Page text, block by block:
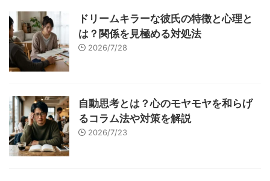
ドリームキラーな彼氏の特徴と心理と
は？関係を見極める対処法
2026/7/28
自動思考とは？心のモヤモヤを和らげ
るコラム法や対策を解説
2026/7/23